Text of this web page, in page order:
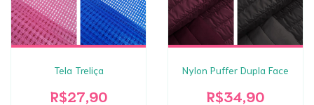
Tela Treliça
R$27,90
Nylon Puffer Dupla Face
R$34,90